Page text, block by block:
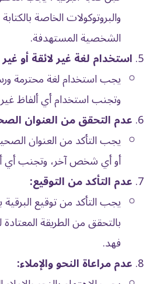
والبروتوكولات الخاصة
الشخصية المستهدفة.
استخدام لغة غير لائقة أو
يجب استخدام لغة محترمة
وتجنب استخدام أي ألفاظ
عدم التحقق من العنوان
يجب التأكد من العنوان
أو أي شخص آخر، وتجنب أي
عدم التأكد من التوقيع:
يجب التأكد من توقيع
بالتحقق من الطريقة المعتادة
فهد.
عدم مراعاة النحو والإملاء: